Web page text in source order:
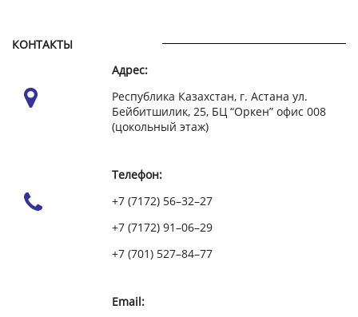
КОНТАКТЫ
Адрес:
Республика Казахстан, г. Астана ул.
Бейбитшилик, 25, БЦ “Оркен” офис 008
(цокольный этаж)
Телефон:
+7 (7172) 56–32–27
+7 (7172) 91–06–29
+7 (701) 527–84–77
Email: